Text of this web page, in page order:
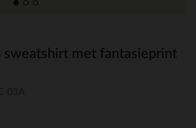
sweatshirt met fantasieprint